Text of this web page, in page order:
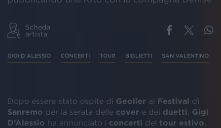
Scheda
artista
GIGI D'ALESSIO CONCERTI TOUR BIGLIETTI SAN VALENTINO
Dopo essere stato ospite di Geolier al Festival
di
Sanremo per la serata delle cover e dei duetti
Gigi
D’Alessio ha annunciato i concerti del tour estivo